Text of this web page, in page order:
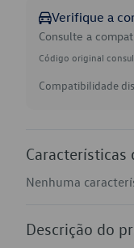
Verifique a
Consulte a
Código original
Compatibilidade
Nenhuma
Descrição do